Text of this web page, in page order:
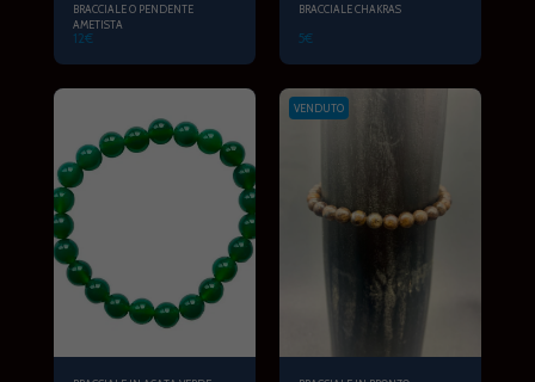
BRACCIALE O PENDENTE
AMETISTA
12€
BRACCIALE CHAKRAS
5€
VENDUTO